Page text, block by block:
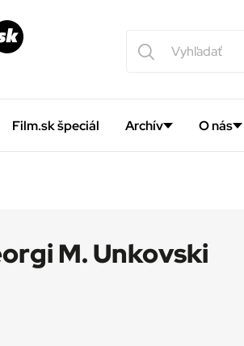
Film.sk špeciál Archív O nás
M. Unkovski